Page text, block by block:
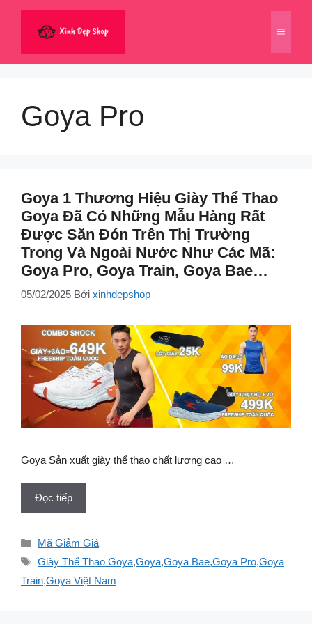
dung
Menu
Goya Pro
Goya 1 Thương Hiệu Giày Thể Thao
Goya Đã Có Những Mẫu Hàng Rất
Được Săn Đón Trên Thị Trường
Trong Và Ngoài Nước Như Các Mã:
Goya Pro, Goya Train, Goya Bae…
05/02/2025 Bởi xinhdepshop
Goya Sản xuất giày thể thao chất lượng cao …
Đọc tiếp
Danh
mục
Mã Giảm Giá
Thẻ
Giày Thể Thao Goya,Goya,Goya Bae,Goya Pro,Goya
Train,Goya Việt Nam